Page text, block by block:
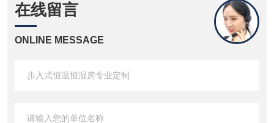
在线留言
ONLINE MESSAGE